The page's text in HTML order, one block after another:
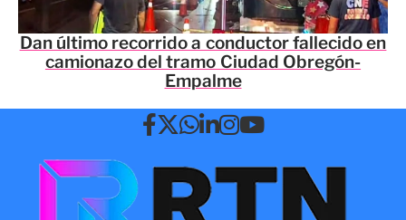
Dan último recorrido a conductor fallecido en
camionazo del tramo Ciudad Obregón-
Empalme